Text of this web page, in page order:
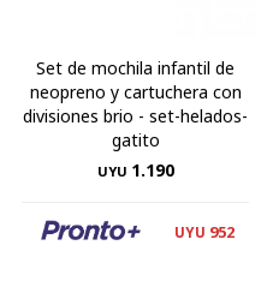
Set de mochila infantil de
neopreno y cartuchera con
divisiones brio - set-helados-
gatito
UYU 1.190
UYU 952